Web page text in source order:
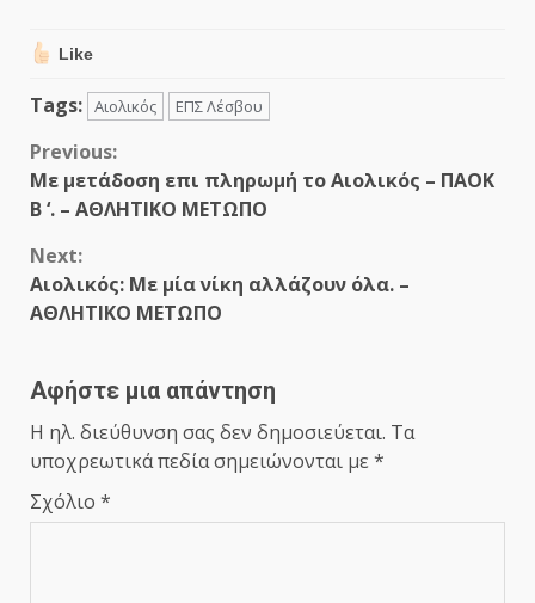
Like
Tags: Αιολικός ΕΠΣ Λέσβου
Continue
Reading
Previous:
Με μετάδοση επι πληρωμή το Αιολικός – ΠΑΟΚ
Β ‘. – ΑΘΛΗΤΙΚΟ ΜΕΤΩΠΟ
Next:
Αιολικός: Με μία νίκη αλλάζουν όλα. –
ΑΘΛΗΤΙΚΟ ΜΕΤΩΠΟ
Αφήστε μια απάντηση
Η ηλ. διεύθυνση σας δεν δημοσιεύεται. Τα
υποχρεωτικά πεδία σημειώνονται με *
Σχόλιο *